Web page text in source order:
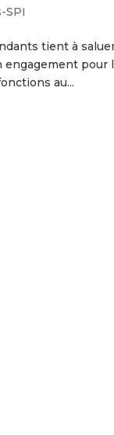
SPI
tient à
engagement
au...